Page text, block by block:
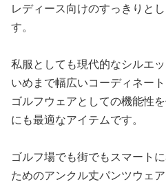
レディース向けのすっきりと
す。
私服としても現代的なシルエ
いめまで幅広いコーディネート
ゴルフウェアとしての機能性
にも最適なアイテムです。
ゴルフ場でも街でもスマート
ためのアンクル丈パンツウェア